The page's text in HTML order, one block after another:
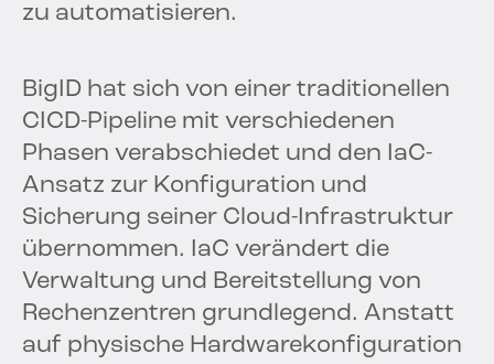
zu automatisieren.
BigID hat sich von einer traditionellen
CICD-Pipeline mit verschiedenen
Phasen verabschiedet und den IaC-
Ansatz zur Konfiguration und
Sicherung seiner Cloud-Infrastruktur
übernommen. IaC verändert die
Verwaltung und Bereitstellung von
Rechenzentren grundlegend. Anstatt
auf physische Hardwarekonfiguration